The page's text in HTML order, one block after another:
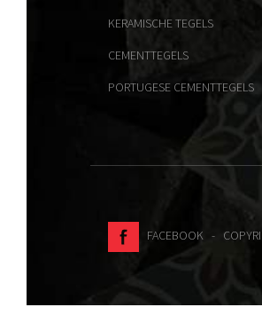
KERAMISCHE TEGELS
CEMENTTEGELS
PORTUGESE CEMENTTEGELS
FACEBOOK -